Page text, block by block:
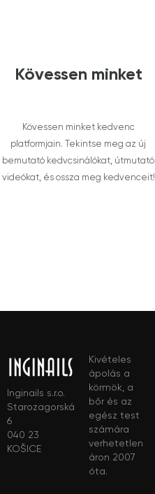
Kövessen minket
Kövessen minket kedvenc
platformjain. Tekintse meg az új
bemutató kedvcsinálókat, útmutató
videókat, és ossza meg kedvenceit!
Inginails s.r.o.
Starozagorská
6
040 23
KOŠICE
Kivételes
ápolás a
körmök, a
bőr és az
egész test
számára
verhetetlen
áron 2007
óta.